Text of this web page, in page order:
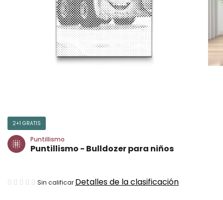
2+1 GRATIS
Puntillismo
Puntillismo - Bulldozer para niños
La
Sin calificar Detalles de la clasificación